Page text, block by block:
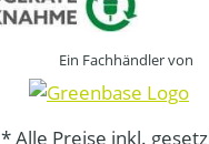
Ein Fachhändler von
* Alle Preise inkl.